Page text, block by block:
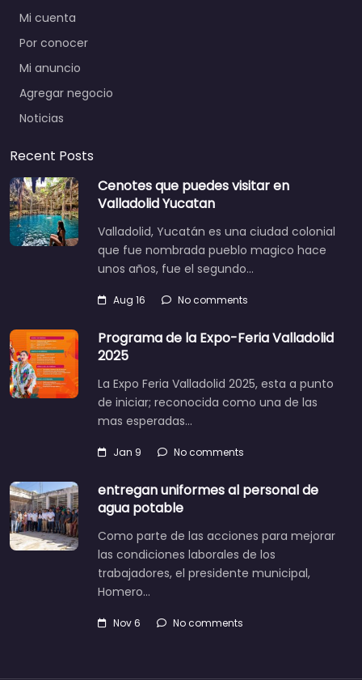
Mi cuenta
Por conocer
Mi anuncio
Agregar negocio
Noticias
Recent Posts
Cenotes que puedes visitar en
Valladolid Yucatan
Valladolid, Yucatán es una ciudad colonial
que fue nombrada pueblo magico hace
unos años, fue el segundo…
Aug 16 No comments
Programa de la Expo-Feria Valladolid
2025
La Expo Feria Valladolid 2025, esta a punto
de iniciar; reconocida como una de las
mas esperadas…
Jan 9 No comments
entregan uniformes al personal de
agua potable
Como parte de las acciones para mejorar
las condiciones laborales de los
trabajadores, el presidente municipal,
Homero…
Nov 6 No comments